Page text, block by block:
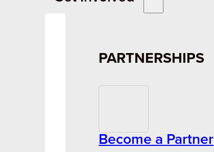
PARTNERSHIPS
Become a Partner